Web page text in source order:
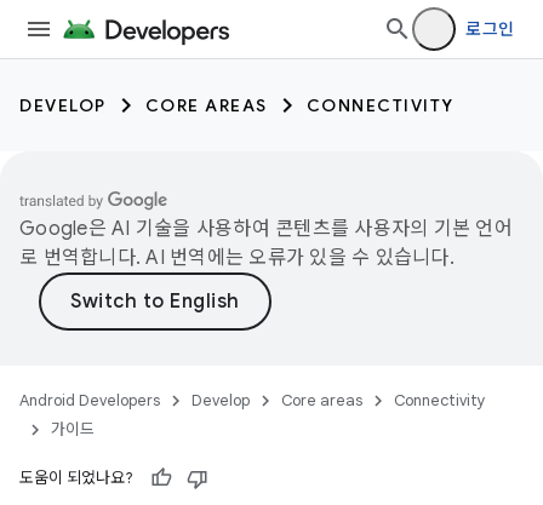
로그인
DEVELOP CORE AREAS CONNECTIVITY
Google은 AI 기술을 사용하여 콘텐츠를 사용자의 기본 언어
로 번역합니다. AI 번역에는 오류가 있을 수 있습니다.
Android Developers Develop Core areas
Connectivity
가이드
도움이 되었나요?